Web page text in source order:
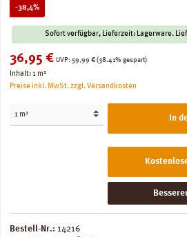
-38,4%Rabatt
Sofort verfügbar, Lieferzeit: Lagerware.
Verkaufspreis:
36,95 € UVP: Regulärer Preis:
59,99 € (38.41% gespart)
Inhalt:1 m²
Preise inkl. MwSt. zzgl. Versandkosten
In
Bestell-Nr.: 14216